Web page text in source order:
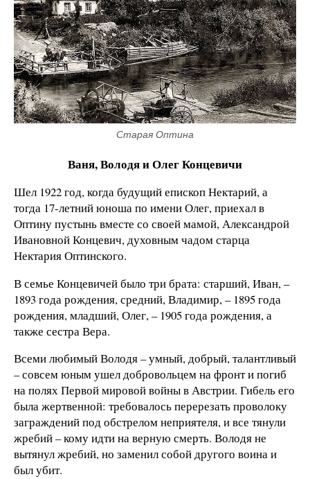
Старая Оптина
Ваня, Володя и Олег Концевичи
Шел 1922 год, когда будущий епископ Нектарий, а
тогда 17-летний юноша по имени Олег, приехал в
Оптину пустынь вместе со своей мамой, Александрой
Ивановной Концевич, духовным чадом старца
Нектария Оптинского.
В семье Концевичей было три брата: старший, Иван, –
1893 года рождения, средний, Владимир, – 1895 года
рождения, младший, Олег, – 1905 года рождения, а
также сестра Вера.
Всеми любимый Володя – умный, добрый, талантливый
– совсем юным ушел добровольцем на фронт и погиб
на полях Первой мировой войны в Австрии. Гибель его
была жертвенной: требовалось перерезать проволоку
заграждений под обстрелом неприятеля, и все тянули
жребий – кому идти на верную смерть. Володя не
вытянул жребий, но заменил собой другого воина и
был убит.